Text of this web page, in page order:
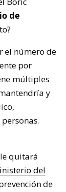
de
el número de
por
múltiples
y
quitará
del
de